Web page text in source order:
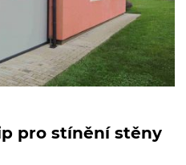
pro stínění stěny